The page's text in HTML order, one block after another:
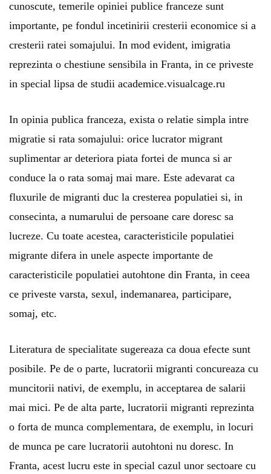
cunoscute, temerile opiniei publice franceze sunt
importante, pe fondul incetinirii cresterii economice si a
cresterii ratei somajului. In mod evident, imigratia
reprezinta o chestiune sensibila in Franta, in ce priveste
in special lipsa de studii academice.visualcage.ru
In opinia publica franceza, exista o relatie simpla intre
migratie si rata somajului: orice lucrator migrant
suplimentar ar deteriora piata fortei de munca si ar
conduce la o rata somaj mai mare. Este adevarat ca
fluxurile de migranti duc la cresterea populatiei si, in
consecinta, a numarului de persoane care doresc sa
lucreze. Cu toate acestea, caracteristicile populatiei
migrante difera in unele aspecte importante de
caracteristicile populatiei autohtone din Franta, in ceea
ce priveste varsta, sexul, indemanarea, participare,
somaj, etc.
Literatura de specialitate sugereaza ca doua efecte sunt
posibile. Pe de o parte, lucratorii migranti concureaza cu
muncitorii nativi, de exemplu, in acceptarea de salarii
mai mici. Pe de alta parte, lucratorii migranti reprezinta
o forta de munca complementara, de exemplu, in locuri
de munca pe care lucratorii autohtoni nu doresc. In
Franta, acest lucru este in special cazul unor sectoare cu